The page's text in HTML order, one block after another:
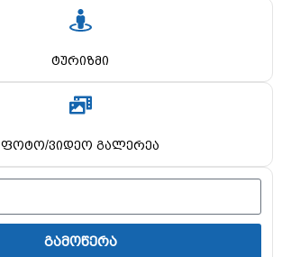
ტურიზმი
ფოტო/ვიდეო გალერეა
გამოწერა